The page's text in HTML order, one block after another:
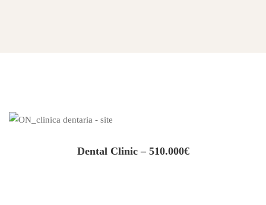
Dental Clinic – 510.000€